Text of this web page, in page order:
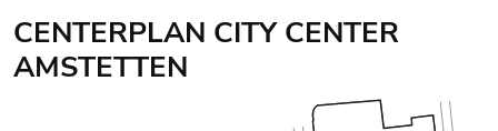
CENTERPLAN CITY CENTER
AMSTETTEN